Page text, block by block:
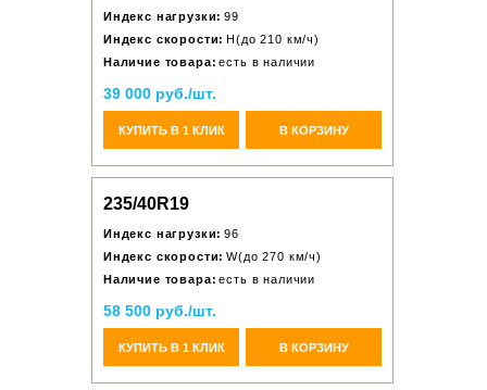
Индекс нагрузки: 99
Индекс скорости: H(до 210 км/ч)
Наличие товара: есть в наличии
39 000 руб./шт.
КУПИТЬ В 1 КЛИК В КОРЗИНУ
235/40R19
Индекс нагрузки: 96
Индекс скорости: W(до 270 км/ч)
Наличие товара: есть в наличии
58 500 руб./шт.
КУПИТЬ В 1 КЛИК В КОРЗИНУ